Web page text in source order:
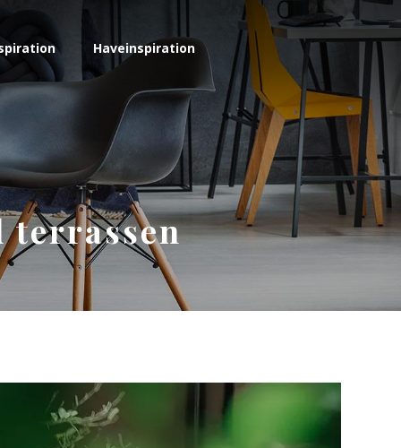
Haveinspiration
terrassen